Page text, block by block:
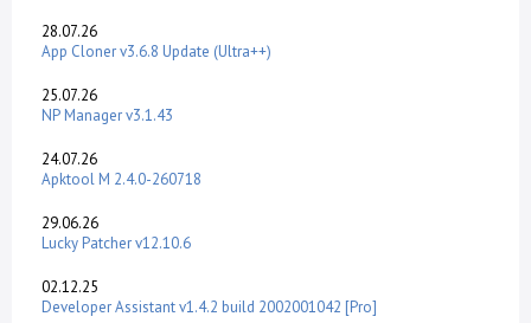
28.07.26
App Cloner v3.6.8 Update (Ultra++)
25.07.26
NP Manager v3.1.43
24.07.26
Apktool M 2.4.0-260718
29.06.26
Lucky Patcher v12.10.6
02.12.25
Developer Assistant v1.4.2 build 2002001042 [Pro]